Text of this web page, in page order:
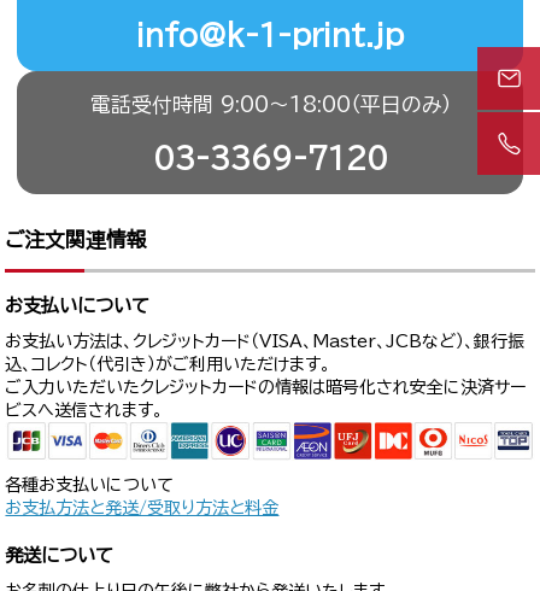
info@k-1-print.jp
電話受付時間 9:00〜18:00（平日のみ）
03-3369-7120
ご注文関連情報
お支払いについて
お支払い方法は、クレジットカード（VISA、Master、JCBなど）、銀行振
込、コレクト（代引き）がご利用いただけます。
ご入力いただいたクレジットカードの情報は暗号化され安全に決済サー
ビスへ送信されます。
各種お支払いについて
お支払方法と発送/受取り方法と料金
発送について